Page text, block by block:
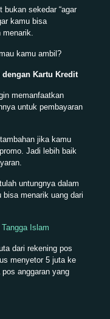
sekedar “agar
kamu bisa
kamu ambil?
Kartu Kredit
memanfaatkan
untuk pembayaran
jika kamu
Jadi lebih baik
untungnya dalam
menarik uang dari
Islam
dari rekening pos
menyetor 5 juta ke
anggaran yang